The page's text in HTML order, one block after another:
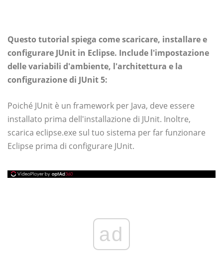
Questo tutorial spiega come scaricare, installare e
configurare JUnit in Eclipse. Include l'impostazione
delle variabili d'ambiente, l'architettura e la
configurazione di JUnit 5:
Poiché JUnit è un framework per Java, deve essere
installato prima dell'installazione di JUnit. Inoltre,
scarica eclipse.exe sul tuo sistema per far funzionare
Eclipse prima di configurare JUnit.
ad